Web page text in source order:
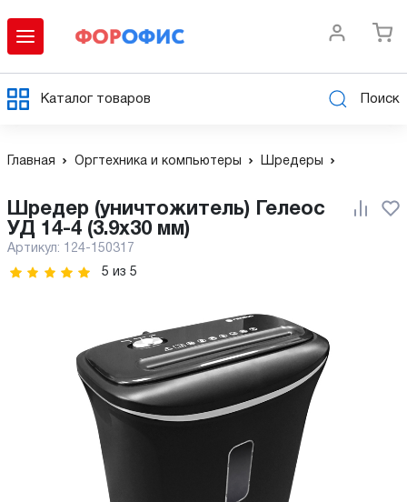
Каталог товаров Поиск
Главная Оргтехника и компьютеры Шредеры
Шредер (уничтожитель) Гелеос
УД 14-4 (3.9х30 мм)
Артикул: 124-150317
5 из 5